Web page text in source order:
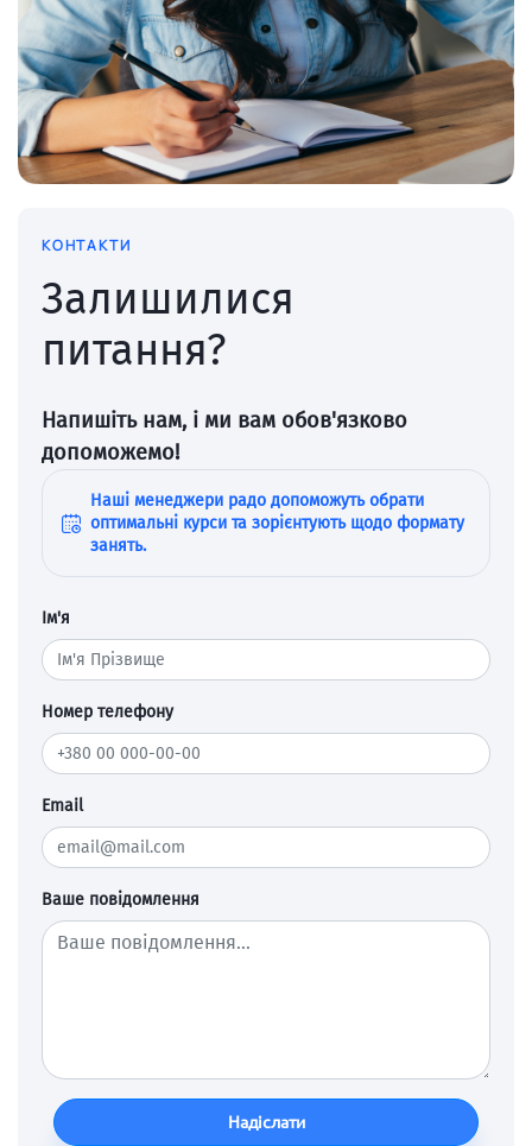
КОНТАКТИ
Залишилися
питання?
Напишіть нам, і ми вам обов'язково
допоможемо!
Наші менеджери радо допоможуть обрати
оптимальні курси та зорієнтують щодо формату
занять.
Ім'я
Номер телефону
Email
Ваше повідомлення
Надіслати